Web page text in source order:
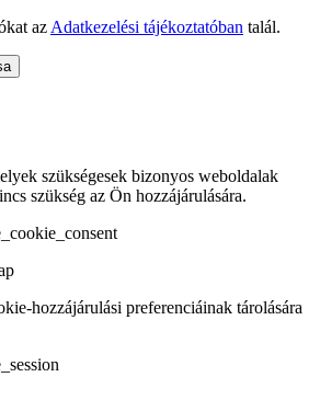
az Adatkezelési tájékoztatóban talál.
szükségesek bizonyos weboldalak
szükség az Ön hozzájárulására.
hozzájárulási preferenciáinak tárolására